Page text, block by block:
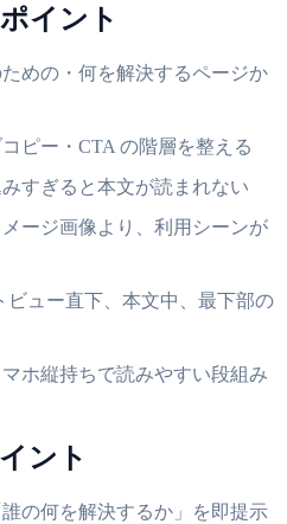
イント
ための・何を解決するページか
コピー・CTA の階層を整える
みすぎると本文が読まれない
メージ画像より、利用シーンが
ビュー直下、本文中、最下部の
マホ縦持ちで読みやすい段組み
ント
誰の何を解決するか」を即提示